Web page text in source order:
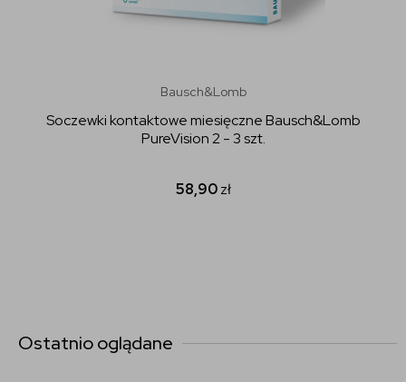
Bausch&Lomb
Soczewki kontaktowe miesięczne Bausch&Lomb
PureVision 2 - 3 szt.
58,90zł
Ostatnio oglądane